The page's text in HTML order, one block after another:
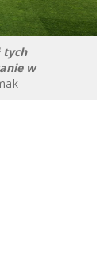
tych
w